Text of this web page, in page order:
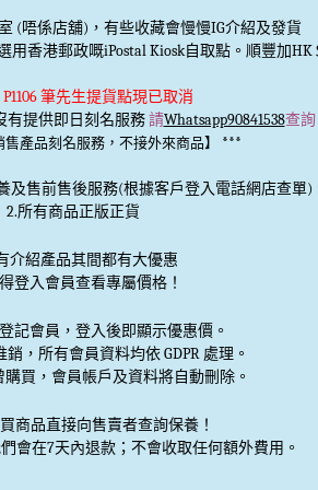
(唔係店舖)，有些收藏會慢慢IG介紹及發貨
用香港郵政嘅iPostal Kiosk自取點。順豐加HK
筆先生提貨點現已取消
有提供即日刻名服務請Whatsapp90841538查詢
售產品刻名服務，不接外來商品】 ***
及售前售後服務(根據客戶登入電話網店查單)
2.所有商品正版正貨
介紹產品其間都有大優惠
登入會員查看專屬價格！
記會員 ，登入後即顯示優惠價。
銷 ，所有會員資料均依 GDPR 處理。
購買，會員帳戶及資料將自動刪除。
商品直接向售賣者查詢保養！
會在7天內退款；不會收取任何額外費用。